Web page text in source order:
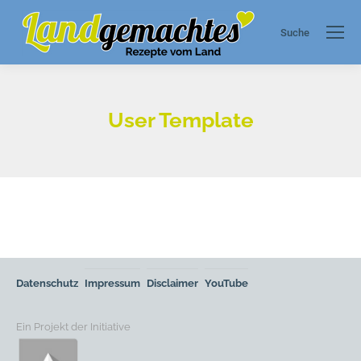
Search:
Suche
User Template
Datenschutz Impressum Disclaimer YouTube
Ein Projekt der Initiative